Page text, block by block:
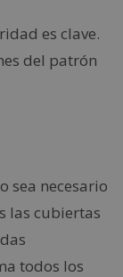
es clave.
del patrón
sea necesario
las cubiertas
todos los